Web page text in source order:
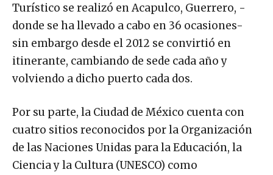
Turístico se realizó en Acapulco, Guerrero, -
donde se ha llevado a cabo en 36 ocasiones-
sin embargo desde el 2012 se convirtió en
itinerante, cambiando de sede cada año y
volviendo a dicho puerto cada dos.
Por su parte, la Ciudad de México cuenta con
cuatro sitios reconocidos por la Organización
de las Naciones Unidas para la Educación, la
Ciencia y la Cultura (UNESCO) como